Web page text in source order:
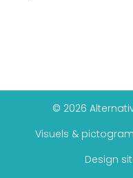
© 2026
Visuels &
Design